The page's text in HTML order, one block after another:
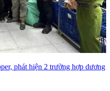
phát hiện 2 trường hợp dương